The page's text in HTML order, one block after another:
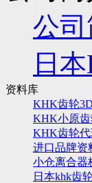
公
日
资料库
KHK齿轮
KHK小原齿
KHK齿轮
进口品牌资
小仓离合器
日本khk齿